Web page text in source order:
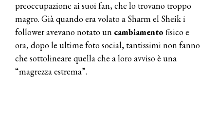
preoccupazione ai suoi fan, che lo trovano troppo
magro. Già quando era volato a Sharm el Sheik i
follower avevano notato un cambiamento fisico e
ora, dopo le ultime foto social, tantissimi non fanno
che sottolineare quella che a loro avviso è una
“magrezza estrema”.